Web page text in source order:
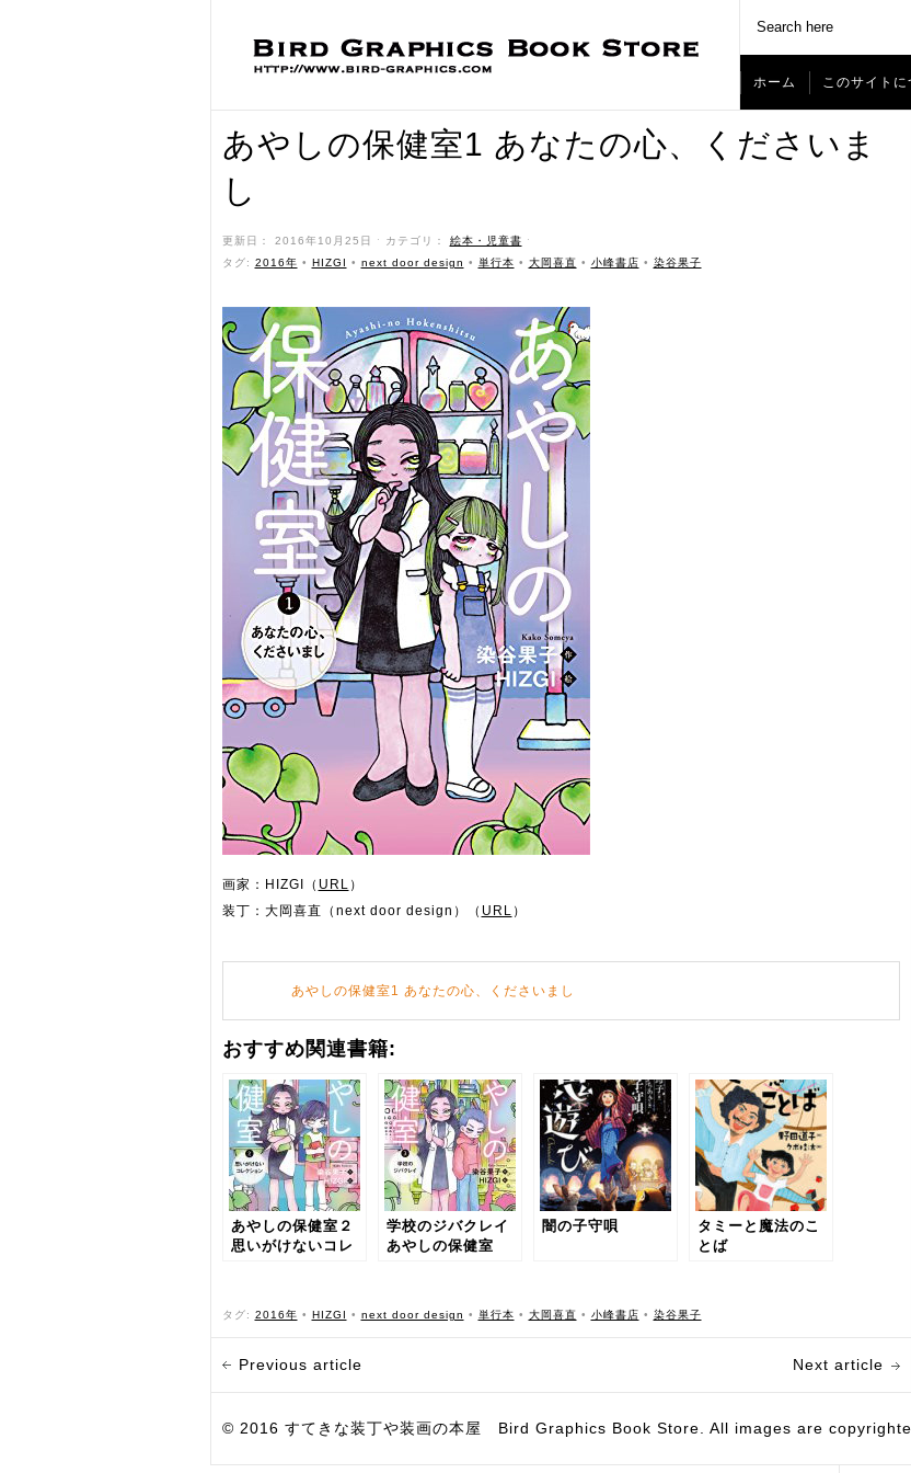
ホーム このサイトに
あやしの保健室1 あなたの心、くださいま
し
更新日： 2016年10月25日 ˑ カテゴリ： 絵本・児童書 ˑ
タグ: 2016年 • HIZGI • next door design • 単行本 • 大岡喜直 • 小峰書店 • 染谷果子
画家：HIZGI（ URL ）
装丁：大岡喜直（next door design）（ URL ）
あやしの保健室1 あなたの心、くださいまし
おすすめ関連書籍:
あやしの保健室２
思いがけないコレ
学校のジバクレイ
あやしの保健室
闇の子守唄
タミーと魔法のこ
とば
タグ: 2016年 • HIZGI • next door design • 単行本 • 大岡喜直 • 小峰書店 • 染谷果子
Previous article Next article
© 2016 すてきな装丁や装画の本屋 Bird Graphics Book Store. All images are